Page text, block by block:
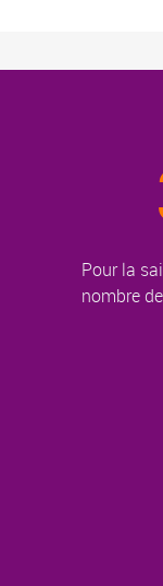
Pour la
nombre